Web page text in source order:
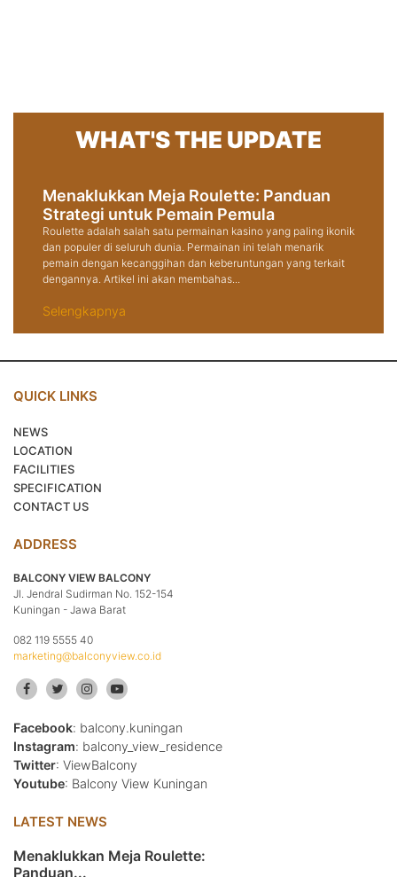
WHAT'S THE UPDATE
Menaklukkan Meja Roulette: Panduan
Strategi untuk Pemain Pemula
Roulette adalah salah satu permainan kasino yang paling ikonik
dan populer di seluruh dunia. Permainan ini telah menarik
pemain dengan kecanggihan dan keberuntungan yang terkait
dengannya. Artikel ini akan membahas...
Selengkapnya
QUICK LINKS
NEWS
LOCATION
FACILITIES
SPECIFICATION
CONTACT US
ADDRESS
BALCONY VIEW BALCONY
Jl. Jendral Sudirman No. 152-154
Kuningan - Jawa Barat
082 119 5555 40
marketing@balconyview.co.id
Facebook: balcony.kuningan
Instagram: balcony_view_residence
Twitter: ViewBalcony
Youtube: Balcony View Kuningan
LATEST NEWS
Menaklukkan Meja Roulette:
Panduan...